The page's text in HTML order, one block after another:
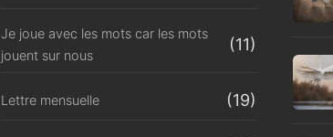
Je joue avec les mots car les mots
jouent sur nous
(11)
Lettre mensuelle (19)